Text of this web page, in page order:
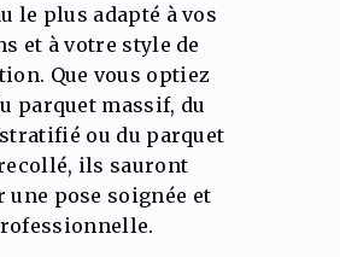
le plus adapté à vos
et à votre style de
Que vous optiez
parquet massif, du
ou du parquet
ils sauront
une pose soignée et